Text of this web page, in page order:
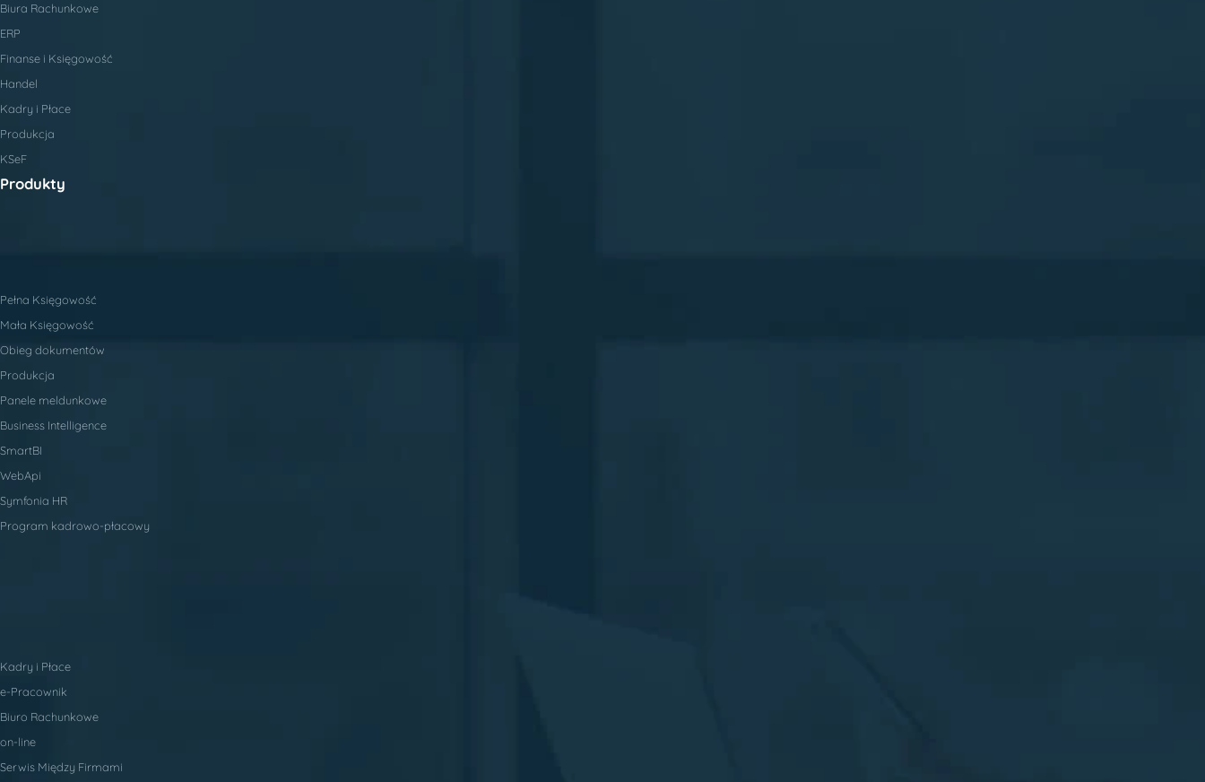
Biura Rachunkowe
ERP
Finanse i Księgowość
Handel
Kadry i Płace
Produkcja
KSeF
Produkty
Pełna Księgowość
Mała Księgowość
Obieg dokumentów
Produkcja
Panele meldunkowe
Business Intelligence
SmartBI
WebApi
Symfonia HR
Program kadrowo-płacowy
Kadry i Płace
e-Pracownik
Biuro Rachunkowe
on-line
Serwis Między Firmami